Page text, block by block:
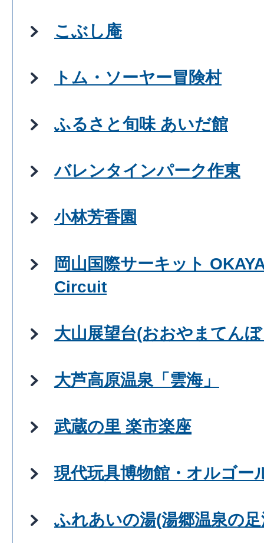
こぶし庵
トム・ソーヤー冒険村
ふるさと旬味 あいだ館
バレンタインパーク作東
小林芳香園
岡山国際サーキット
Circuit
大山展望台(おおやまてん
大芦高原温泉「雲海」
武蔵の里 楽市楽座
現代玩具博物館・オルゴー
ふれあいの湯(湯郷温泉の